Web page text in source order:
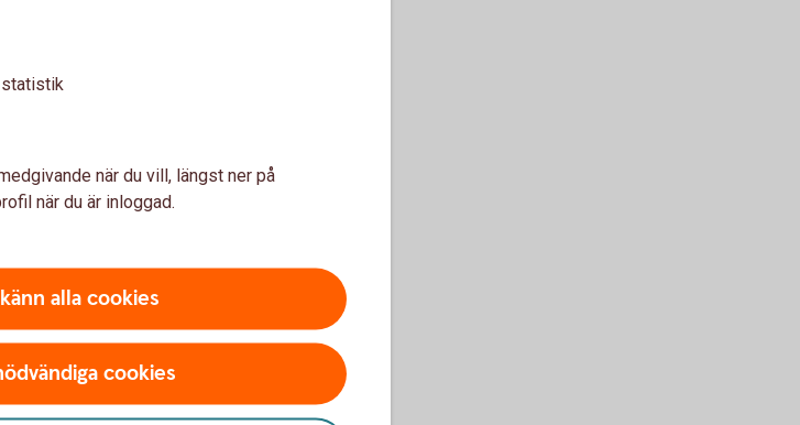
statistik
när du vill, längst ner på
när du är inloggad.
alla cookies
cookies